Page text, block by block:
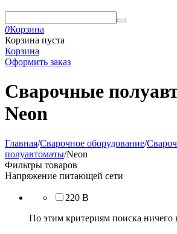
0Корзина
Корзина пуста
Корзина
Оформить заказ
Сварочные
Neon
Главная/Сварочное оборудование/
полуавтоматы/Neon
Фильтры товаров
Напряжение питающей сети
220 В
По этим критериям поиска ничего